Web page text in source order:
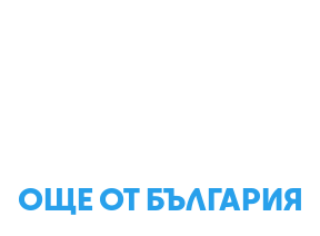
ОЩЕ ОТ БЪЛГАРИЯ